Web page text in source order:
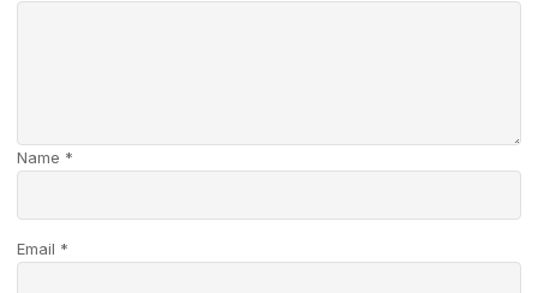
Name *
Email *